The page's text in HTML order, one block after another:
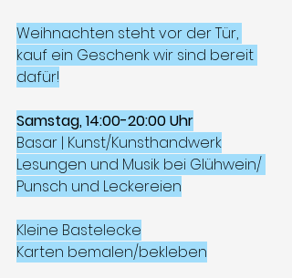
Weihnachten steht vor der Tür,
kauf ein Geschenk wir sind bereit
dafür!
Samstag, 14:00-20:00 Uhr
Basar | Kunst/Kunsthandwerk
Lesungen und Musik bei Glühwein/
Punsch und Leckereien
Kleine Bastelecke
Karten bemalen/bekleben